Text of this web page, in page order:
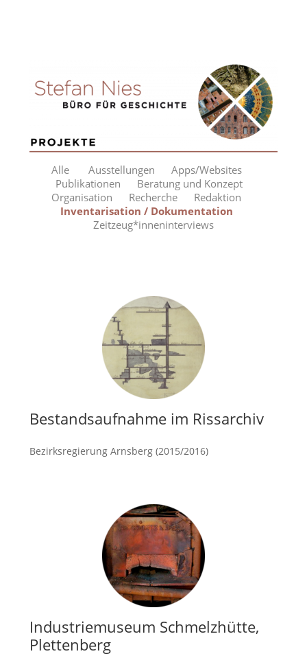
Alle Ausstellungen
Apps/Websites
Publikationen
Beratung und Konzept
Organisation
Recherche
Redaktion
Inventarisation / Dokumentation
Zeitzeug*inneninterviews
Bestandsaufnahme im Rissarchiv
Bezirksregierung Arnsberg (2015/2016)
Industriemuseum Schmelzhütte,
Plettenberg